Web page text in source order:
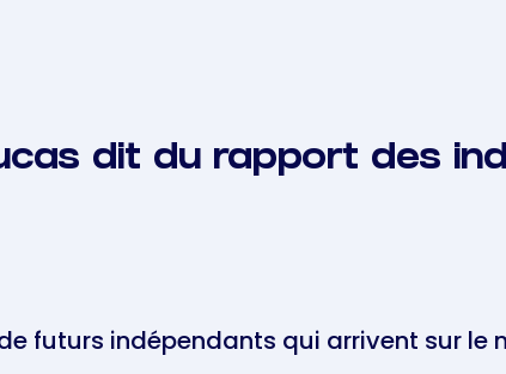
dit du rapport des
futurs indépendants qui arrivent sur le